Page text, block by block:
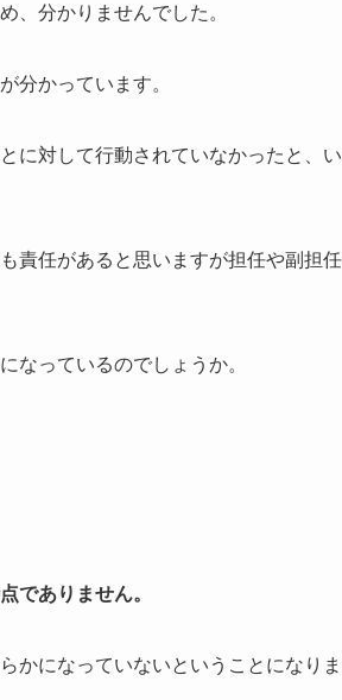
、分かりませんでした。
分かっています。
に対して行動されていなかったと、
責任があると思いますが担任や副担
なっているのでしょうか。
でありません。
かになっていないということになりま